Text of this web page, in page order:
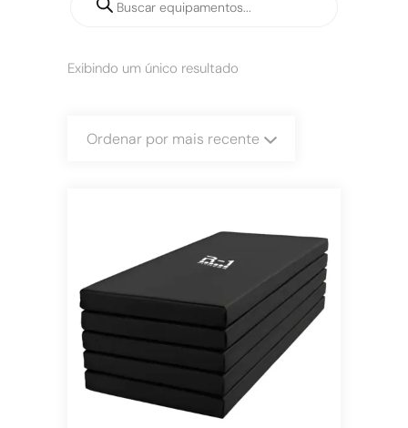
Exibindo um único resultado
Ordenar por mais recente